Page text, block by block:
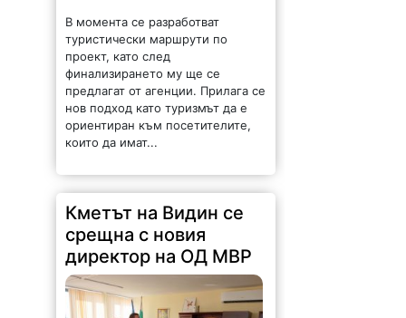
В момента се разработват
туристически маршрути по
проект, като след
финализирането му ще се
предлагат от агенции. Прилага се
нов подход като туризмът да е
ориентиран към посетителите,
които да имат...
Кметът на Видин се
срещна с новия
директор на ОД МВР